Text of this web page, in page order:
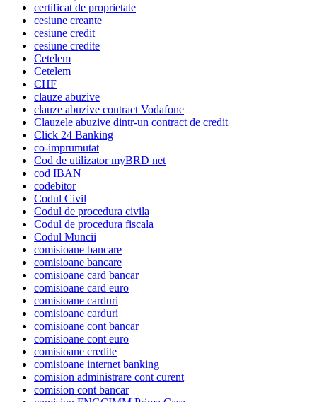
certificat de proprietate
cesiune creante
cesiune credit
cesiune credite
Cetelem
Cetelem
CHF
clauze abuzive
clauze abuzive contract Vodafone
Clauzele abuzive dintr-un contract de credit
Click 24 Banking
co-imprumutat
Cod de utilizator myBRD net
cod IBAN
codebitor
Codul Civil
Codul de procedura civila
Codul de procedura fiscala
Codul Muncii
comisioane bancare
comisioane bancare
comisioane card bancar
comisioane card euro
comisioane carduri
comisioane carduri
comisioane cont bancar
comisioane cont euro
comisioane credite
comisioane internet banking
comision administrare cont curent
comision cont bancar